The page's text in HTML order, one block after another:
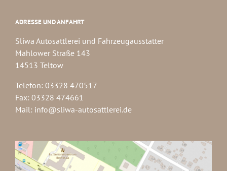
ADRESSE UND ANFAHRT
Sliwa Autosattlerei und Fahrzeugausstatter
Mahlower Straße 143
14513 Teltow
Telefon: 03328 470517
Fax: 03328 474661
Mail: info@sliwa-autosattlerei.de